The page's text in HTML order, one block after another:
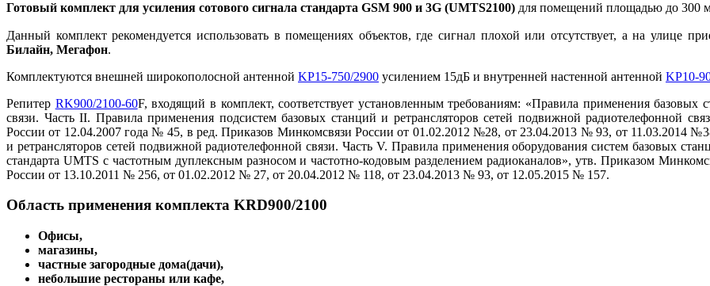
Готовый комплект для усиления сотового сигнала стандарта GSM 900 и 3G (UMTS2100) для помещений площадью до 300
Данный комплект рекомендуется использовать в помещениях объектов, где сигнал плохой или отсутствует, а на улице
Билайн, Мегафон.
Комплектуются внешней широкополосной антенной KP15-750/2900 усилением 15дБ и внутренней настенной антенной KP10-
Репитер RK900/2100-60F, входящий в комплект, соответствует установленным требованиям: «Правила применения
связи. Часть II. Правила применения подсистем базовых станций и ретрансляторов сетей подвижной радиотелефонной
России от 12.04.2007 года № 45, в ред. Приказов Минкомсвязи России от 01.02.2012 №28, от 23.04.2013 № 93, от 11.03.2014
и ретрансляторов сетей подвижной радиотелефонной связи. Часть V. Правила применения оборудования систем базовых
стандарта UMTS с частотным дуплексным разносом и частотно-кодовым разделением радиоканалов», утв. Приказом
России от 13.10.2011 № 256, от 01.02.2012 № 27, от 20.04.2012 № 118, от 23.04.2013 № 93, от 12.05.2015 № 157.
Область применения комплекта KRD900/2100
Офисы,
магазины,
частные загородные дома(дачи),
небольшие рестораны или кафе,